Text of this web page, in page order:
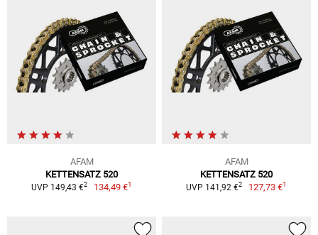
AFAM
KETTENSATZ 520
UVP 149,43 €2 134,49 €1
AFAM
KETTENSATZ 520
UVP 141,92 €2 127,73 €1